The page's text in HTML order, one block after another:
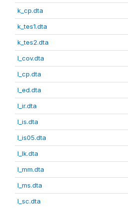
k_cp.dta
k_tes1.dta
k_tes2.dta
l_cov.dta
l_cp.dta
l_ed.dta
l_ir.dta
l_is.dta
l_is05.dta
l_lk.dta
l_mm.dta
l_ms.dta
l_sc.dta